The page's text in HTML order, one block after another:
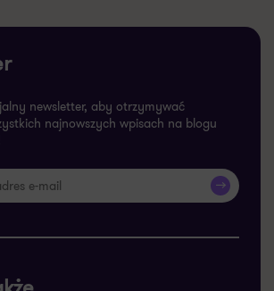
newsletter, aby otrzymywać
najnowszych wpisach na blogu
>>